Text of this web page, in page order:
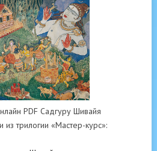
PDF Садгуру Шивайя
из трилогии «Мастер-курс»: